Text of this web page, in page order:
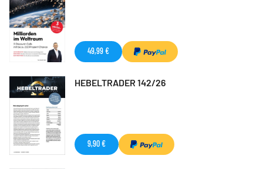
49,99 €
HEBELTRADER 142/26
9,90 €